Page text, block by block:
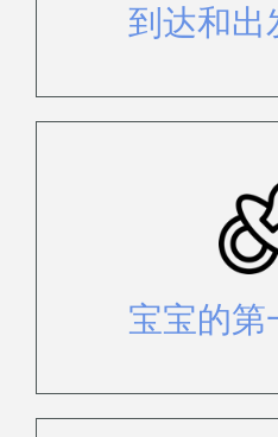
到达和出
宝宝的第
探索可在抵达时设
需购买